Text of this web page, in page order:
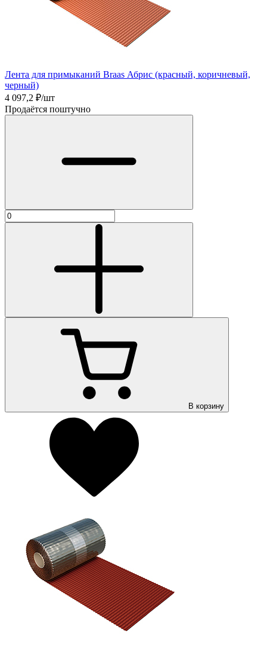
Лента для примыканий Braas Абрис (красный, коричневый,
черный)
4 097,2 ₽/шт
Продаётся поштучно
В корзину